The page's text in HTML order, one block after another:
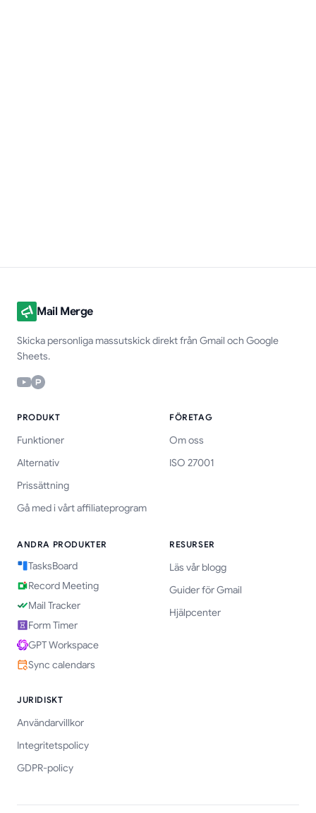
Mail Merge
Skicka personliga massutskick direkt från Gmail och Google
Sheets.
PRODUKT
Funktioner
Alternativ
Prissättning
Gå med i vårt affiliateprogram
FÖRETAG
Om oss
ISO 27001
ANDRA PRODUKTER
TasksBoard
Record Meeting
Mail Tracker
Form Timer
GPT Workspace
Sync calendars
RESURSER
Läs vår blogg
Guider för Gmail
Hjälpcenter
JURIDISKT
Användarvillkor
Integritetspolicy
GDPR-policy